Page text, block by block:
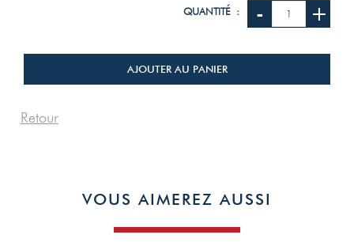
QUANTITÉ : - +
AJOUTER AU PANIER
Retour
VOUS AIMEREZ AUSSI